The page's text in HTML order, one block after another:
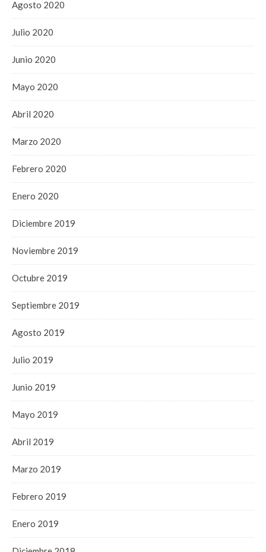
Agosto 2020
Julio 2020
Junio 2020
Mayo 2020
Abril 2020
Marzo 2020
Febrero 2020
Enero 2020
Diciembre 2019
Noviembre 2019
Octubre 2019
Septiembre 2019
Agosto 2019
Julio 2019
Junio 2019
Mayo 2019
Abril 2019
Marzo 2019
Febrero 2019
Enero 2019